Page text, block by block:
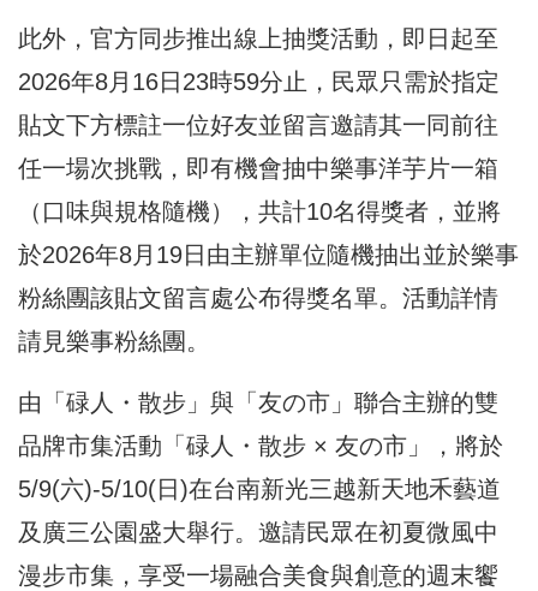
此外，官方同步推出線上抽獎活動，即日起至
2026年8月16日23時59分止，民眾只需於指定
貼文下方標註一位好友並留言邀請其一同前往
任一場次挑戰，即有機會抽中樂事洋芋片一箱
（口味與規格隨機），共計10名得獎者，並將
於2026年8月19日由主辦單位隨機抽出並於樂事
粉絲團該貼文留言處公布得獎名單。活動詳情
請見樂事粉絲團。
由「碌人・散步」與「友の市」聯合主辦的雙
品牌市集活動「碌人・散步 × 友の市」，將於
5/9(六)-5/10(日)在台南新光三越新天地禾藝道
及廣三公園盛大舉行。邀請民眾在初夏微風中
漫步市集，享受一場融合美食與創意的週末饗